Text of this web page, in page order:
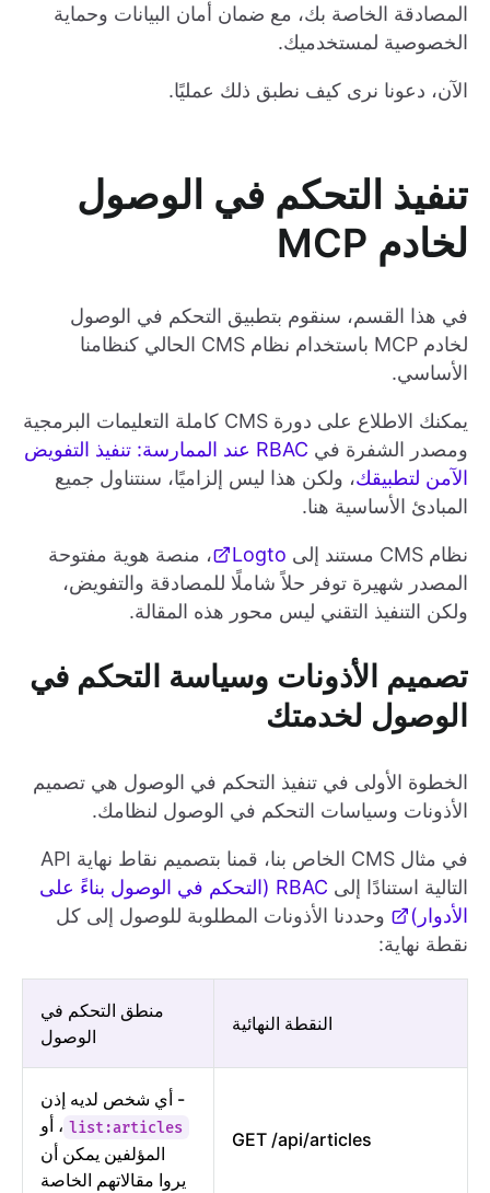
المصادقة الخاصة بك، مع ضمان أمان البيانات وحماية
الخصوصية لمستخدميك.
الآن، دعونا نرى كيف نطبق ذلك عمليًا.
تنفيذ التحكم في الوصول
لخادم MCP
في هذا القسم، سنقوم بتطبيق التحكم في الوصول
لخادم MCP باستخدام نظام CMS الحالي كنظامنا
الأساسي.
يمكنك الاطلاع على دورة CMS كاملة التعليمات البرمجية
ومصدر الشفرة في
RBAC عند الممارسة: تنفيذ التفويض
الآمن لتطبيقك، ولكن هذا ليس إلزاميًا، سنتناول جميع
المبادئ الأساسية هنا.
نظام CMS مستند إلى Logto
، منصة هوية مفتوحة
المصدر شهيرة توفر حلاً شاملًا للمصادقة والتفويض،
ولكن التنفيذ التقني ليس محور هذه المقالة.
تصميم الأذونات وسياسة التحكم في
الوصول لخدمتك
الخطوة الأولى في تنفيذ التحكم في الوصول هي تصميم
الأذونات وسياسات التحكم في الوصول لنظامك.
في مثال CMS الخاص بنا، قمنا بتصميم نقاط نهاية API
التالية استنادًا إلى
RBAC (التحكم في الوصول بناءً على
الأدوار)
وحددنا الأذونات المطلوبة للوصول إلى كل
نقطة نهاية:
النقطة النهائية
منطق التحكم في
الوصول
GET /api/articles
- أي شخص لديه إذن
list:articles ، أو
المؤلفين يمكن أن
يروا مقالاتهم الخاصة